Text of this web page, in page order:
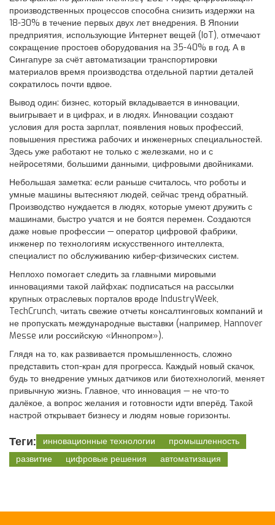
производственных процессов способна снизить издержки на
18-30% в течение первых двух лет внедрения. В Японии
предприятия, использующие Интернет вещей (IoT), отмечают
сокращение простоев оборудования на 35-40% в год. А в
Сингапуре за счёт автоматизации транспортировки
материалов время производства отдельной партии деталей
сократилось почти вдвое.
Вывод один: бизнес, который вкладывается в инновации,
выигрывает и в цифрах, и в людях. Инновации создают
условия для роста зарплат, появления новых профессий,
повышения престижа рабочих и инженерных специальностей.
Здесь уже работают не только с железками, но и с
нейросетями, большими данными, цифровыми двойниками.
Небольшая заметка: если раньше считалось, что роботы и
умные машины вытесняют людей, сейчас тренд обратный.
Производство нуждается в людях, которые умеют дружить с
машинами, быстро учатся и не боятся перемен. Создаются
даже новые профессии — оператор цифровой фабрики,
инженер по технологиям искусственного интеллекта,
специалист по обслуживанию кибер-физических систем.
Неплохо помогает следить за главными мировыми
инновациями такой лайфхак: подписаться на рассылки
крупных отраслевых порталов вроде IndustryWeek,
TechCrunch, читать свежие отчеты консалтинговых компаний и
не пропускать международные выставки (например, Hannover
Messe или российскую «Иннопром»).
Глядя на то, как развивается промышленность, сложно
представить стоп-кран для прогресса. Каждый новый скачок,
будь то внедрение умных датчиков или биотехнологий, меняет
привычную жизнь. Главное, что инновация — не что-то
далёкое, а вопрос желания и готовности идти вперёд. Такой
настрой открывает бизнесу и людям новые горизонты.
Теги: инновационные технологии
промышленность
развитие
цифровые решения автоматизация